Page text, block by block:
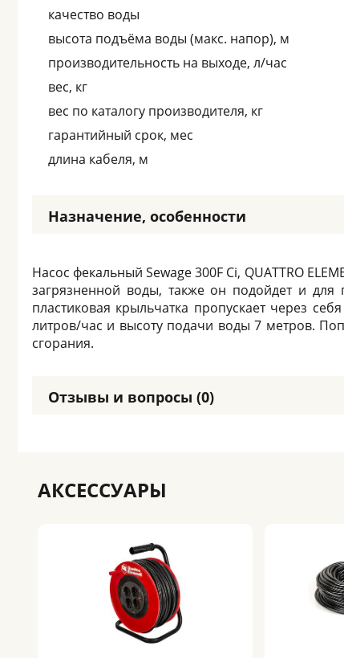
качество воды
высота подъёма воды (макс. напор), м
производительность на выходе, л/час
вес, кг
вес по каталогу производителя, кг
гарантийный срок, мес
длина кабеля, м
Назначение, особенности
Насос фекальный Sewage 300F Ci, QUATTRO
загрязненной воды, также он подойдет и
пластиковая крыльчатка пропускает через
литров/час и высоту подачи воды 7 метров.
сгорания.
Отзывы и вопросы (0)
АКСЕССУАРЫ